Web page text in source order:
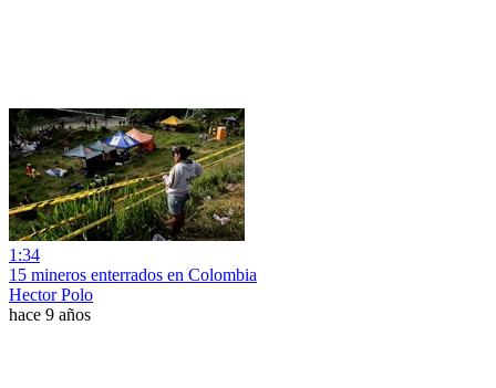
1:34
15 mineros enterrados en Colombia
Hector Polo
hace 9 años